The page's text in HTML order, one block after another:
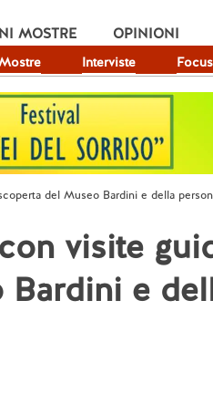
Interviste Focus
MOSTRE OPINIONI
del Museo Bardini e della
visite
e